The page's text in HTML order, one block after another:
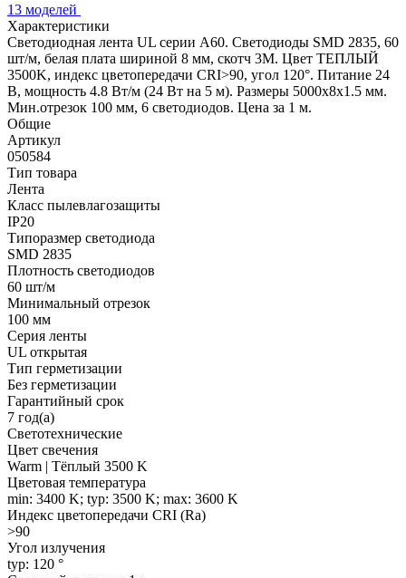
13 моделей
Характеристики
Светодиодная лента UL серии A60. Светодиоды SMD 2835, 60
шт/м, белая плата шириной 8 мм, скотч 3M. Цвет ТЕПЛЫЙ
3500K, индекс цветопередачи CRI>90, угол 120°. Питание 24
В, мощность 4.8 Вт/м (24 Вт на 5 м). Размеры 5000x8x1.5 мм.
Мин.отрезок 100 мм, 6 светодиодов. Цена за 1 м.
Общие
Артикул
050584
Тип товара
Лента
Класс пылевлагозащиты
IP20
Типоразмер светодиода
SMD 2835
Плотность светодиодов
60 шт/м
Минимальный отрезок
100 мм
Серия ленты
UL открытая
Тип герметизации
Без герметизации
Гарантийный срок
7 год(а)
Светотехнические
Цвет свечения
Warm | Тёплый 3500 K
Цветовая температура
min: 3400 K; typ: 3500 K; max: 3600 K
Индекс цветопередачи CRI (Ra)
>90
Угол излучения
typ: 120 °